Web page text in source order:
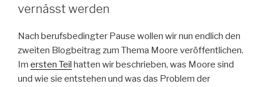
vernässt werden
Nach berufsbedingter Pause wollen wir nun endlich den
zweiten Blogbeitrag zum Thema Moore veröffentlichen.
Im ersten Teil hatten wir beschrieben, was Moore sind
und wie sie entstehen und was das Problem der